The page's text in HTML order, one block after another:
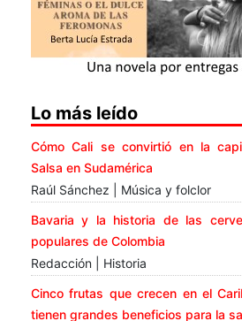
Lo más leído
Cómo Cali se convirtió en la
Salsa en Sudamérica
Raúl Sánchez | Música y folclor
Bavaria y la historia de las
populares de Colombia
Redacción | Historia
Cinco frutas que crecen en el
tienen grandes beneficios para la